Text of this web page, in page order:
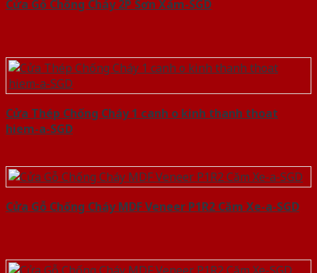
Cửa Gỗ Chống Cháy 2P Sơn Xám-SGD
Cửa Thép Chống Cháy 1 canh o kinh thanh thoat
hiem-a-SGD
Cửa Gỗ Chống Cháy MDF Veneer P1R2 Căm Xe-a-SGD